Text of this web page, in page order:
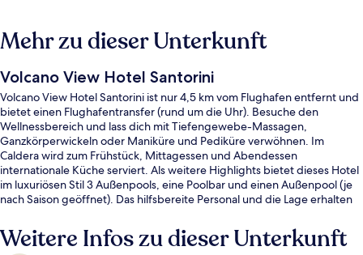
Mehr zu dieser Unterkunft
Volcano View Hotel Santorini
Volcano View Hotel Santorini ist nur 4,5 km vom Flughafen entfernt und
bietet einen Flughafentransfer (rund um die Uhr). Besuche den
Wellnessbereich und lass dich mit Tiefengewebe-Massagen,
Ganzkörperwickeln oder Maniküre und Pediküre verwöhnen. Im
Caldera wird zum Frühstück, Mittagessen und Abendessen
internationale Küche serviert. Als weitere Highlights bietet dieses Hotel
im luxuriösen Stil 3 Außenpools, eine Poolbar und einen Außenpool (je
nach Saison geöffnet). Das hilfsbereite Personal und die Lage erhalten
Weitere Infos zu dieser Unterkunft